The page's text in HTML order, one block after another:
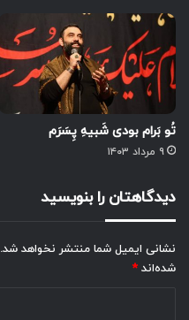
تُو بَرام بودی شَبیهِ پِسَرَم
۹ مرداد ۱۴۰۳
دیدگاهتان را بنویسید
نشانی ایمیل شما منتشر نخواهد شد.
شده‌اند *